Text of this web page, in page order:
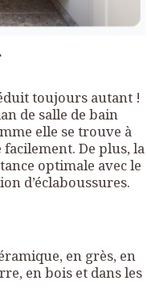
toujours autant !
de salle de bain
elle se trouve à
De plus, la
optimale avec le
d’éclaboussures.
en grès, en
en bois et dans les